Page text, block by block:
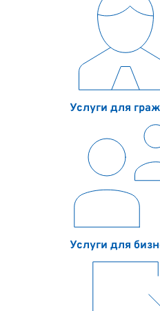
Услуги для
Услуги для